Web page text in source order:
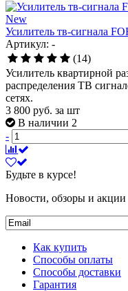
New
Усилитель тв-сигнала
Артикул: -
(14)
Усилитель квартирной
распределения ТВ
сетях.
3 800 руб. за шт
В наличии 2
-
Будьте в курсе!
Новости, обзоры и акции
Как купить
Способы оплаты
Способы доставки
Гарантия